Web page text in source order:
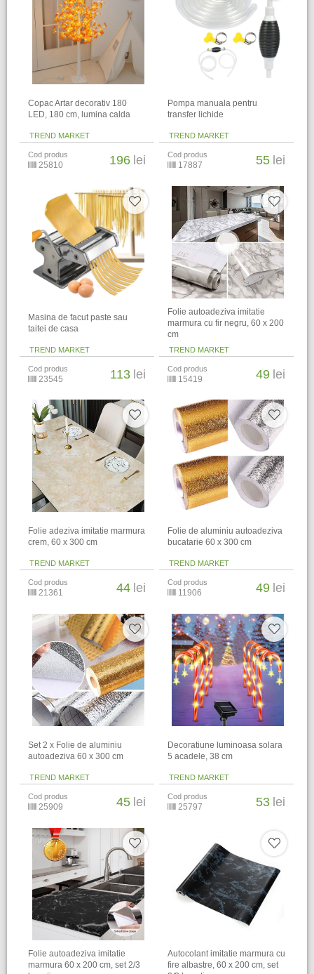
Copac Artar decorativ 180
LED, 180 cm, lumina calda
TREND MARKET
Cod produs
25810 196 lei
Pompa manuala pentru
transfer lichide
TREND MARKET
Cod produs
17887 55 lei
Masina de facut paste sau
taitei de casa
TREND MARKET
Cod produs
23545 113 lei
Folie autoadeziva imitatie
marmura cu fir negru, 60 x 200
cm
TREND MARKET
Cod produs
15419 49 lei
Folie adeziva imitatie marmura
crem, 60 x 300 cm
TREND MARKET
Cod produs
21361 44 lei
Folie de aluminiu autoadeziva
bucatarie 60 x 300 cm
TREND MARKET
Cod produs
11906 49 lei
Set 2 x Folie de aluminiu
autoadeziva 60 x 300 cm
TREND MARKET
Cod produs
25909 45 lei
Decoratiune luminoasa solara
5 acadele, 38 cm
TREND MARKET
Cod produs
25797 53 lei
Folie autoadeziva imitatie
marmura 60 x 200 cm, set 2/3
Autocolant imitatie marmura cu
fire albastre, 60 x 200 cm, set